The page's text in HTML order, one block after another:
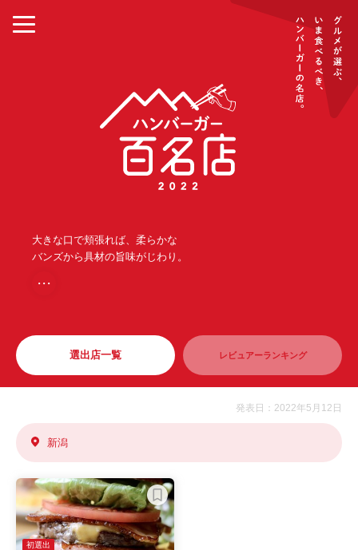
大きな口で頬張れば、柔らかな
バンズから具材の旨味がじわり。
・・・
選出店一覧 レビュアーランキング
発表日：2022年5月12日
新潟
初選出